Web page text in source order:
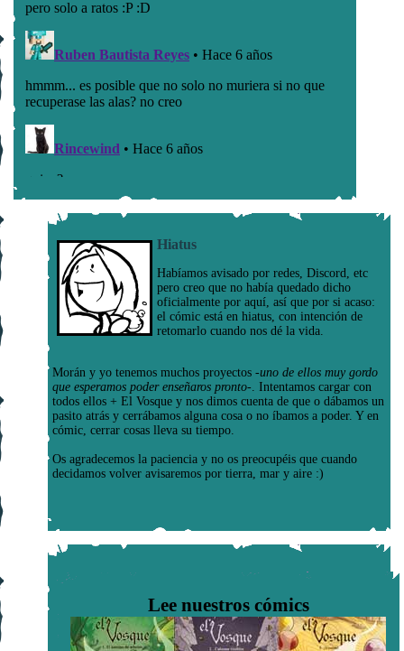
Hiatus
Habíamos avisado por redes, Discord, etc
pero creo que no había quedado dicho
oficialmente por aquí, así que por si acaso:
el cómic está en hiatus, con intención de
retomarlo cuando nos dé la vida.
Morán y yo tenemos muchos proyectos -uno de ellos muy gordo
que esperamos poder enseñaros pronto- . Intentamos cargar con
todos ellos + El Vosque y nos dimos cuenta de que o dábamos un
pasito atrás y cerrábamos alguna cosa o no íbamos a poder. Y en
cómic, cerrar cosas lleva su tiempo.
Os agradecemos la paciencia y no os preocupéis que cuando
decidamos volver avisaremos por tierra, mar y aire :)
Lee nuestros cómics